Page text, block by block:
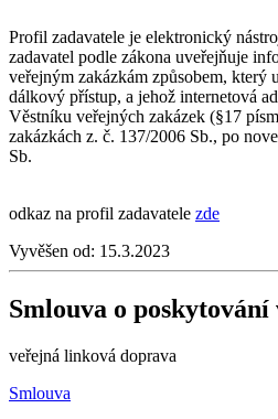
Profil zadavatele je elektronický
zadavatel podle zákona uveřejňuje
veřejným zakázkám způsobem, který
dálkový přístup, a jehož internetová
Věstníku veřejných zakázek (§17
zakázkách z. č. 137/2006 Sb., po
Sb.
odkaz na profil zadavatele zde
Vyvěšen od: 15.3.2023
Smlouva o
veřejná linková doprava
Smlouva